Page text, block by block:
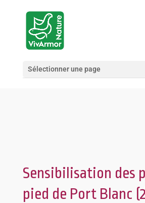
Sélectionner une page
Sensibilisation des
pied de Port Blanc